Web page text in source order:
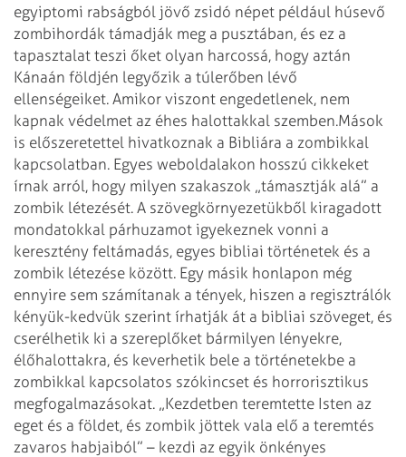
egyiptomi rabságból jövő zsidó népet például húsevő
zombihordák támadják meg a pusztában, és ez a
tapasztalat teszi őket olyan harcossá, hogy aztán
Kánaán földjén legyőzik a túlerőben lévő
ellenségeiket. Amikor viszont engedetlenek, nem
kapnak védelmet az éhes halottakkal szemben.Mások
is előszeretettel hivatkoznak a Bibliára a zombikkal
kapcsolatban. Egyes weboldalakon hosszú cikkeket
írnak arról, hogy milyen szakaszok „támasztják alá” a
zombik létezését. A szövegkörnyezetükből kiragadott
mondatokkal párhuzamot igyekeznek vonni a
keresztény feltámadás, egyes bibliai történetek és a
zombik létezése között. Egy másik honlapon még
ennyire sem számítanak a tények, hiszen a regisztrálók
kényük-kedvük szerint írhatják át a bibliai szöveget, és
cserélhetik ki a szereplőket bármilyen lényekre,
élőhalottakra, és keverhetik bele a történetekbe a
zombikkal kapcsolatos szókincset és horrorisztikus
megfogalmazásokat. „Kezdetben teremtette Isten az
eget és a földet, és zombik jöttek vala elő a teremtés
zavaros habjaiból” – kezdi az egyik önkényes